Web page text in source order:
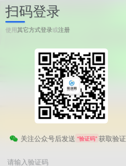
扫码登录
使用其它方式登录或注册
关注公众号后发送 “验证码” 获取验
请输入验证码